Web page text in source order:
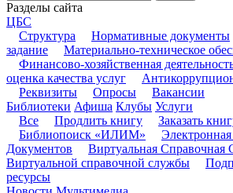
Разделы сайта
ЦБС
Структура
Нормативные документы
задание
Материально-техническое
Финансово-хозяйственная
оценка качества услуг
Реквизиты
Опросы
Вакансии
Библиотеки Афиша Клубы Услуги
Все
Продлить книгу Заказать
Библиопоиск «ИЛИМ»
Документов
Виртуальная Справочная
Виртуальной справочной службы
ресурсы